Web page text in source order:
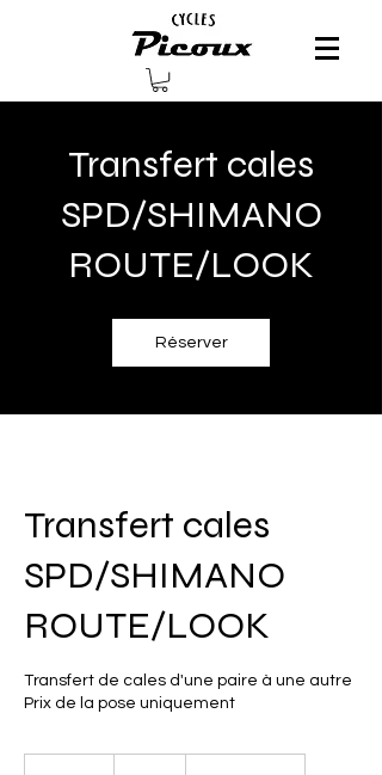
Transfert cales
SPD/SHIMANO
ROUTE/LOOK
Réserver
Transfert cales
SPD/SHIMANO
ROUTE/LOOK
Transfert de cales d'une paire à une autre
Prix de la pose uniquement